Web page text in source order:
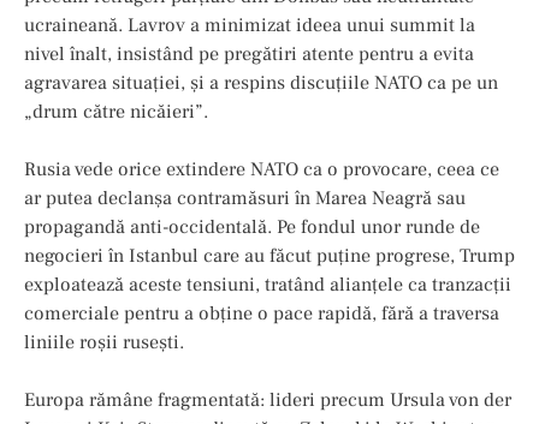
ucraineană. Lavrov a minimizat ideea unui summit la
nivel înalt, insistând pe pregătiri atente pentru a evita
agravarea situației, și a respins discuțiile NATO ca pe un
„drum către nicăieri”.
Rusia vede orice extindere NATO ca o provocare, ceea ce
ar putea declanșa contramăsuri în Marea Neagră sau
propagandă anti-occidentală. Pe fondul unor runde de
negocieri în Istanbul care au făcut puține progrese, Trump
exploatează aceste tensiuni, tratând alianțele ca tranzacții
comerciale pentru a obține o pace rapidă, fără a traversa
liniile roșii rusești.
Europa rămâne fragmentată: lideri precum Ursula von der